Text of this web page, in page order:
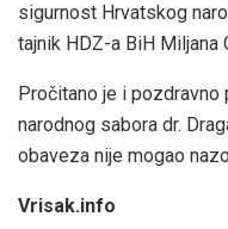
sigurnost Hrvatskog
tajnik HDZ-a BiH Miljana
Pročitano je i
narodnog sabora dr.
obaveza nije mogao
Vrisak.info